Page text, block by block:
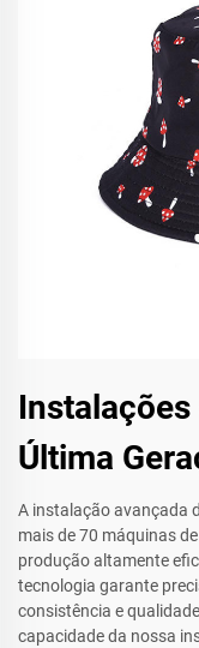
Última
A instalação avançada
mais de 70 máquinas
produção altamente
tecnologia garante
consistência e
capacidade da nossa